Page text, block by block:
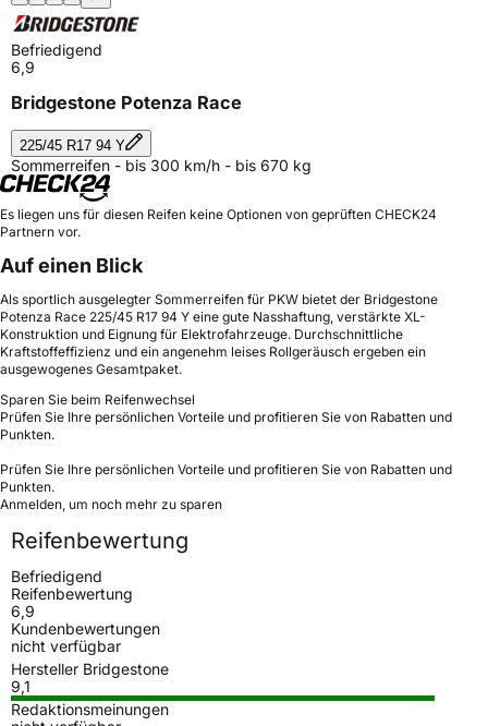
Befriedigend
6,9
Bridgestone Potenza Race
225/45 R17 94 Y
Sommerreifen - bis 300 km/h - bis 670 kg
Es liegen uns für diesen Reifen keine Optionen von geprüften CHECK24
Partnern vor.
Auf einen Blick
Als sportlich ausgelegter Sommerreifen für PKW bietet der Bridgestone
Potenza Race 225/45 R17 94 Y eine gute Nasshaftung, verstärkte XL-
Konstruktion und Eignung für Elektrofahrzeuge. Durchschnittliche
Kraftstoffeffizienz und ein angenehm leises Rollgeräusch ergeben ein
ausgewogenes Gesamtpaket.
Sparen Sie beim Reifenwechsel
Prüfen Sie Ihre persönlichen Vorteile und profitieren Sie von Rabatten und
Punkten.
Prüfen Sie Ihre persönlichen Vorteile und profitieren Sie von Rabatten und
Punkten.
Anmelden, um noch mehr zu sparen
Reifenbewertung
Befriedigend
Reifenbewertung
6,9
Kundenbewertungen
nicht verfügbar
Hersteller Bridgestone
9,1
Redaktionsmeinungen